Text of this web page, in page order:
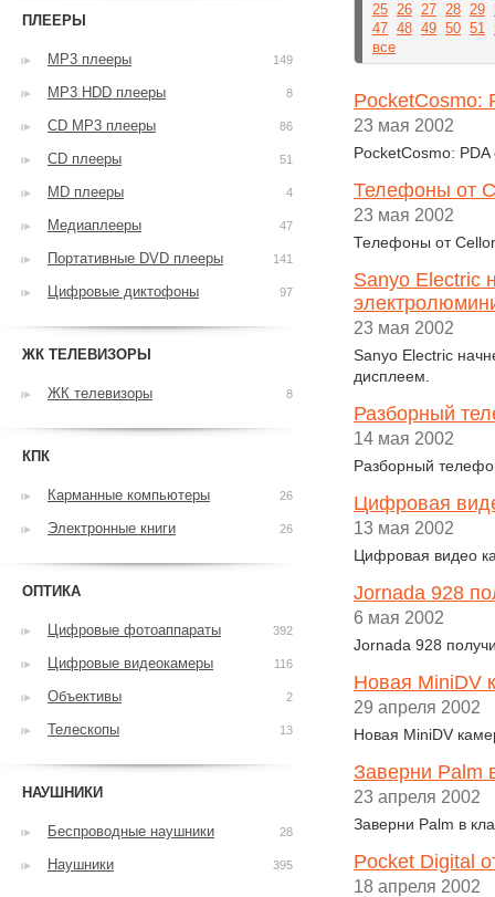
25 26 27 28 29
47 48 49 50 51
все
PocketCosmo:
23 мая 2002
PocketCosmo: PDA
Телефоны от
23 мая 2002
Телефоны от
Sanyo Electric
23 мая 2002
Sanyo Electric
дисплеем.
Разборный
14 мая 2002
Разборный
Цифровая
13 мая 2002
Цифровая видео
Jornada 928
6 мая 2002
Jornada 928
Новая MiniDV
29 апреля 2002
Новая MiniDV
Заверни Palm
23 апреля 2002
Заверни Palm в
Pocket Digital
18 апреля 2002
ПЛЕЕРЫ
MP3 плееры 149
MP3 HDD плееры 8
CD MP3 плееры 86
CD плееры 51
MD плееры 4
Медиаплееры 47
Портативные DVD плееры 141
Цифровые диктофоны 97
ЖК ТЕЛЕВИЗОРЫ
ЖК телевизоры 8
КПК
Карманные компьютеры 26
Электронные книги 26
ОПТИКА
Цифровые фотоаппараты 392
Цифровые видеокамеры 116
Объективы 2
Телескопы 13
НАУШНИКИ
Беспроводные наушники 28
Наушники 395